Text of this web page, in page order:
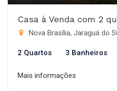
Casa à Venda com 2
Nova Brasília, Jaraguá do
2 Quartos 3 Banheiros
Mais informações